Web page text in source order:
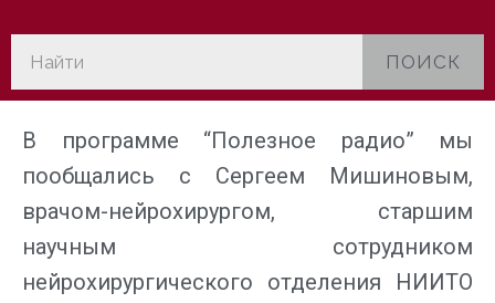
ПОИСК
В программе “Полезное радио” мы
пообщались с Сергеем Мишиновым,
врачом-нейрохирургом, старшим
научным сотрудником
нейрохирургического отделения НИИТО